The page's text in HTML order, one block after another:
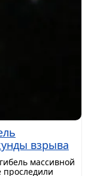
взрыва
массивной
проследили